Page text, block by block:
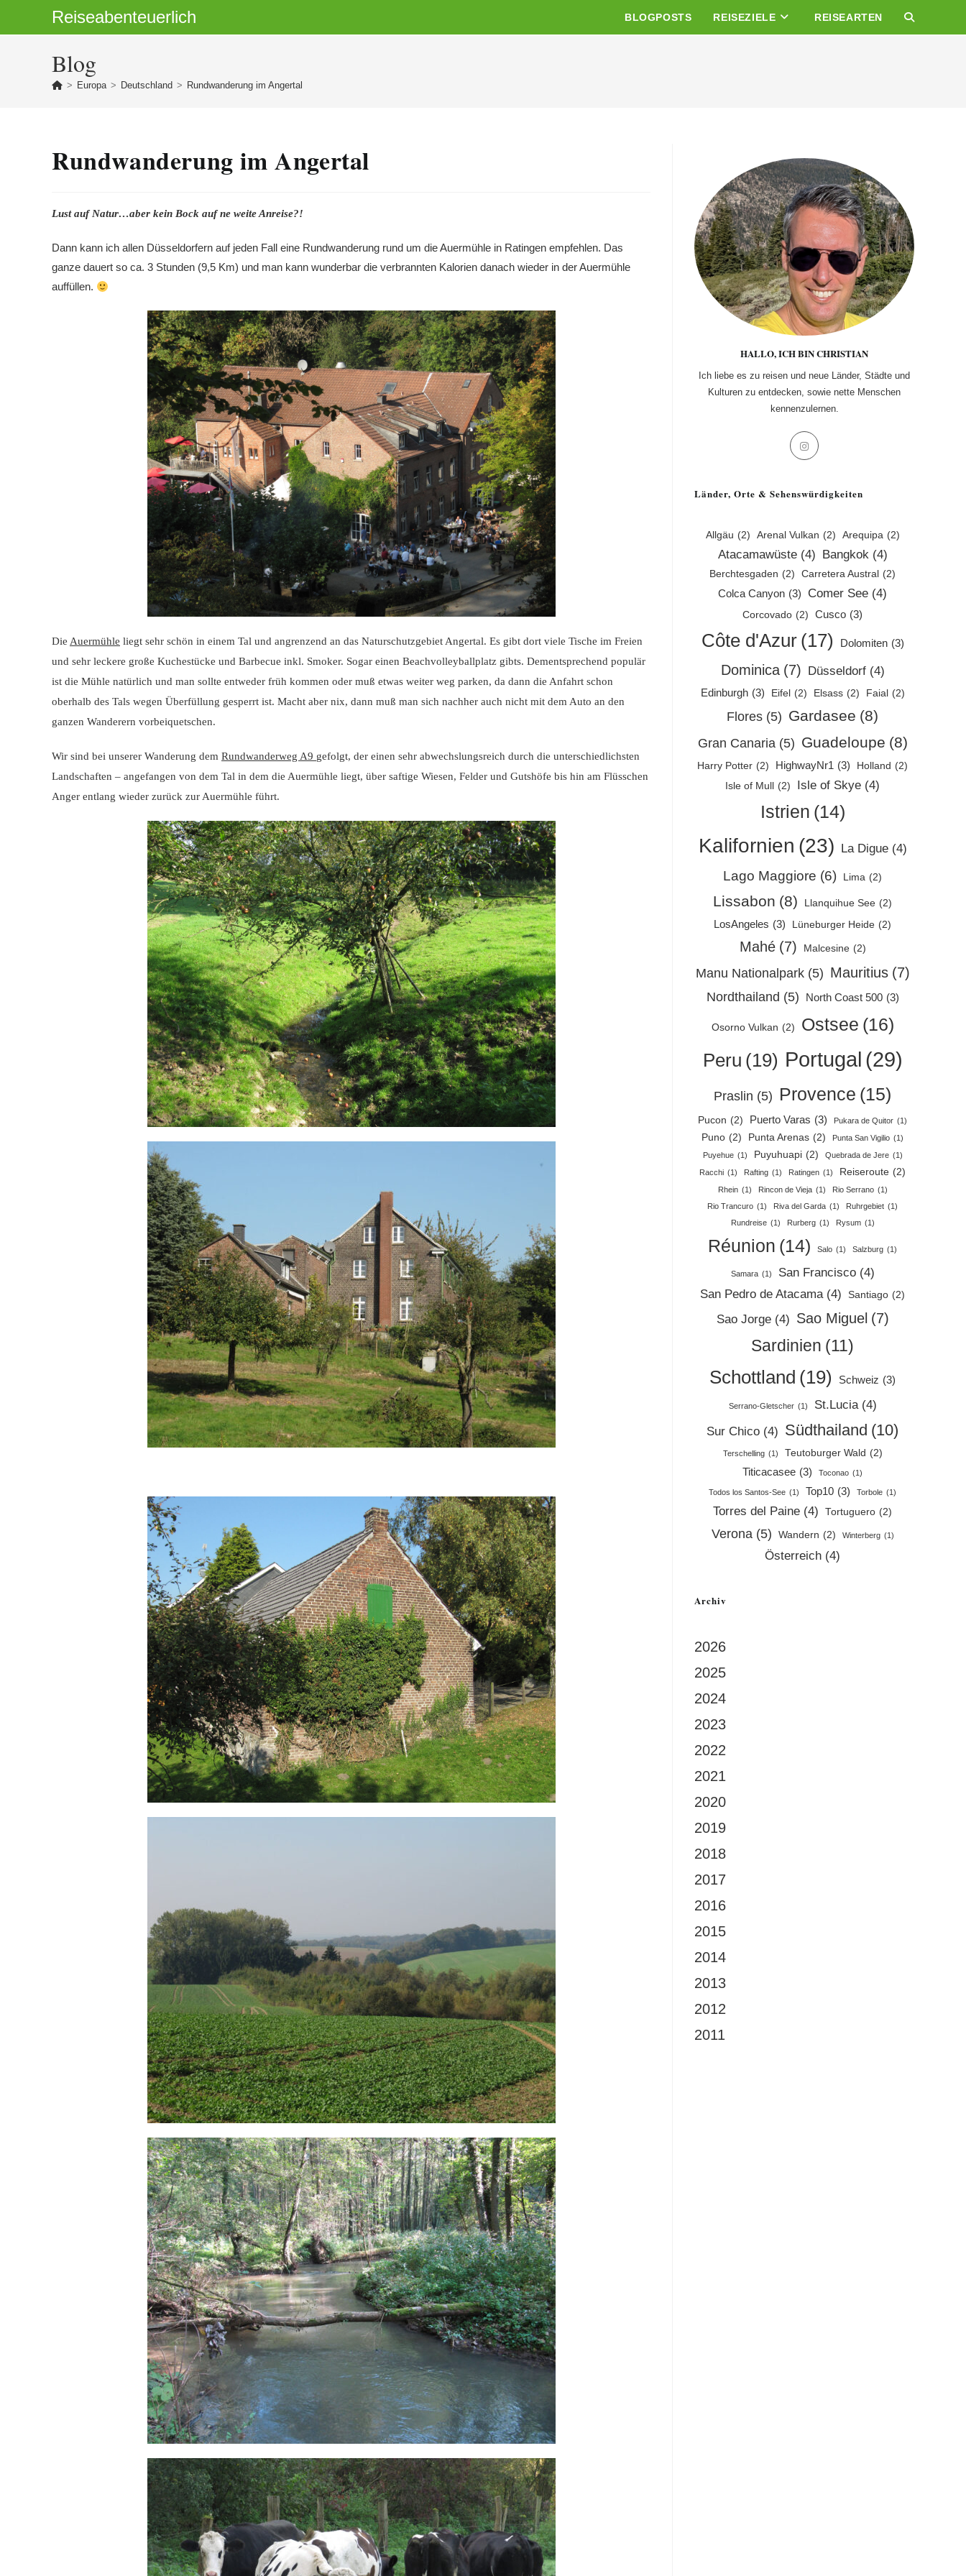
Reiseabenteuerlich BLOGPOSTS REISEZIELE REISEARTEN WEBSITE-
Blog
> Europa > Deutschland > Rundwanderung im Angertal
Rundwanderung im Angertal
Lust auf Natur…aber kein Bock auf ne weite Anreise?!
Dann kann ich allen Düsseldorfern auf jeden Fall eine Rundwanderung rund um die Auermühle in Ratingen empfehlen. Das
ganze dauert so ca. 3 Stunden (9,5 Km) und man kann wunderbar die verbrannten Kalorien danach wieder in der Auermühle
auffüllen.
Die Auermühle liegt sehr schön in einem Tal und angrenzend an das Naturschutzgebiet Angertal. Es gibt dort viele Tische im Freien
und sehr leckere große Kuchestücke und Barbecue inkl. Smoker. Sogar einen Beachvolleyballplatz gibts. Dementsprechend populär
ist die Mühle natürlich und man sollte entweder früh kommen oder muß etwas weiter weg parken, da dann die Anfahrt schon
oberhalb des Tals wegen Überfüllung gesperrt ist. Macht aber nix, dann muß man sich nachher auch nicht mit dem Auto an den
ganzen Wanderern vorbeiquetschen.
Wir sind bei unserer Wanderung dem Rundwanderweg A9 gefolgt, der einen sehr abwechslungsreich durch die unterschiedlichsten
Landschaften – angefangen von dem Tal in dem die Auermühle liegt, über saftige Wiesen, Felder und Gutshöfe bis hin am Flüsschen
Anger entlang wieder zurück zur Auermühle führt.
HALLO, ICH BIN CHRISTIAN
Ich liebe es zu reisen und neue Länder, Städte und
Kulturen zu entdecken, sowie nette Menschen
kennenzulernen.
new
Länder, Orte & Sehenswürdigkeiten
Allgäu (2) Arenal Vulkan (2) Arequipa (2)
Atacamawüste (4) Bangkok (4)
Berchtesgaden (2) Carretera Austral (2)
Colca Canyon (3) Comer See (4)
Corcovado (2) Cusco (3)
Côte d'Azur (17) Dolomiten (3)
Dominica (7) Düsseldorf (4)
Edinburgh (3) Eifel (2) Elsass (2) Faial (2)
Flores (5) Gardasee (8)
Gran Canaria (5) Guadeloupe (8)
Harry Potter (2) HighwayNr1 (3) Holland (2)
Isle of Mull (2) Isle of Skye (4)
Istrien (14)
Kalifornien (23) La Digue (4)
Lago Maggiore (6) Lima (2)
Lissabon (8) Llanquihue See (2)
LosAngeles (3) Lüneburger Heide (2)
Mahé (7) Malcesine (2)
Manu Nationalpark (5) Mauritius (7)
Nordthailand (5) North Coast 500 (3)
Osorno Vulkan (2) Ostsee (16)
Peru (19) Portugal (29)
Praslin (5) Provence (15)
Pucon (2) Puerto Varas (3) Pukara de Quitor (1)
Puno (2) Punta Arenas (2) Punta San Vigilio (1)
Puyehue (1) Puyuhuapi (2) Quebrada de Jere (1)
Racchi (1) Rafting (1) Ratingen (1) Reiseroute (2)
Rhein (1) Rincon de Vieja (1) Rio Serrano (1)
Rio Trancuro (1) Riva del Garda (1) Ruhrgebiet (1)
Rundreise (1) Rurberg (1) Rysum (1)
Réunion (14) Salo (1) Salzburg (1)
Samara (1) San Francisco (4)
San Pedro de Atacama (4) Santiago (2)
Sao Jorge (4) Sao Miguel (7)
Sardinien (11)
Schottland (19) Schweiz (3)
Serrano-Gletscher (1) St.Lucia (4)
Sur Chico (4) Südthailand (10)
Terschelling (1) Teutoburger Wald (2)
Titicacasee (3) Toconao (1)
Todos los Santos-See (1) Top10 (3) Torbole (1)
Torres del Paine (4) Tortuguero (2)
Verona (5) Wandern (2) Winterberg (1)
Österreich (4)
Archiv
2026
2025
2024
2023
2022
2021
2020
2019
2018
2017
2016
2015
2014
2013
2012
2011